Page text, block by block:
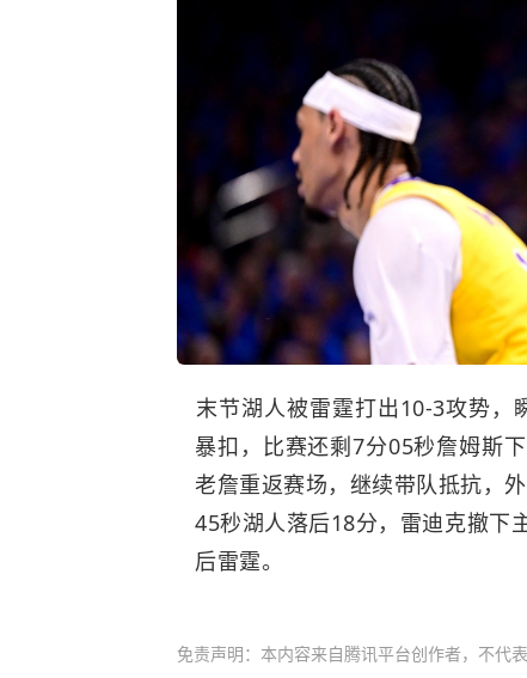
末节湖人被雷霆打出10-3攻势，
暴扣，比赛还剩7分05秒詹姆斯
老詹重返赛场，继续带队抵抗，
45秒湖人落后18分，雷迪克撤下
后雷霆。
免责声明：本内容来自腾讯平台创作者，不代